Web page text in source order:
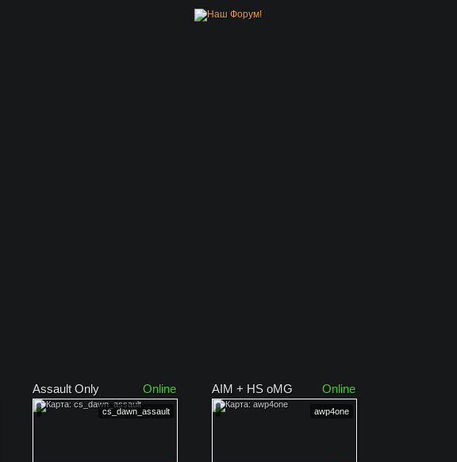
Assault Only Online
cs_dawn_assault
AIM + HS oMG Online
awp4one